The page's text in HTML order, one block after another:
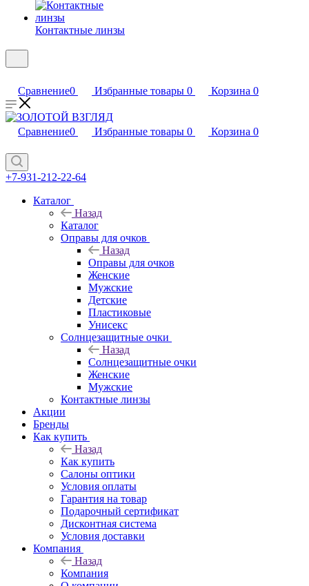
Контактные линзы
Сравнение0 Избранные товары 0 Корзина 0
Сравнение0 Избранные товары 0 Корзина 0
+7-931-212-22-64
Каталог
Назад
Каталог
Оправы для очков
Назад
Оправы для очков
Женские
Мужские
Детские
Пластиковые
Унисекс
Солнцезащитные очки
Назад
Солнцезащитные очки
Женские
Мужские
Контактные линзы
Акции
Бренды
Как купить
Назад
Как купить
Салоны оптики
Условия оплаты
Гарантия на товар
Подарочный сертификат
Дисконтная система
Условия доставки
Компания
Назад
Компания